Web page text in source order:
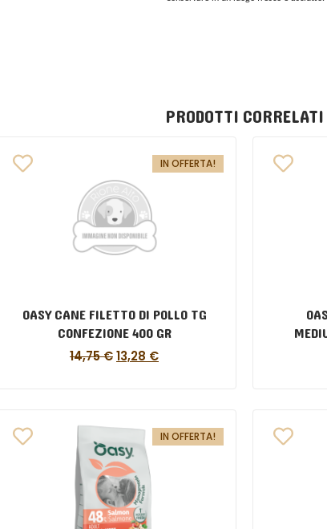
PRODOTTI CORRELATI
IN OFFERTA!
OASY CANE FILETTO DI POLLO TG
CONFEZIONE 400 GR
14,75€13,28 €
IN OFFERTA!